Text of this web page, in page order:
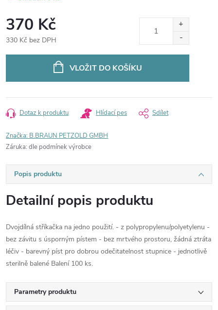
370 Kč
330 Kč bez DPH
VLOŽIT DO KOŠÍKU
Dotaz k produktu Hlídací pes Sdílet
Značka: B.BRAUN PETZOLD GMBH
Záruka: dle podmínek výrobce
Popis produktu
Detailní popis produktu
Dvojdílná stříkačka na jedno použití. - z polypropylenu/polyetylenu -
bez závitu s úsporným pístem - bez mrtvého prostoru, žádná ztráta
léčiv - barevný píst pro dobrou odečitatelnost stupnice - jednotlivě
sterilně balené Balení 100 ks.
Parametry produktu